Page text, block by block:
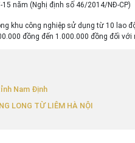
năm (Nghị định số 46/2014/NĐ-CP)
khu công nghiệp sử dụng từ 10 lao
đồng đến 1.000.000 đồng đối
Nam Định
LONG TỪ LIÊM HÀ NỘI